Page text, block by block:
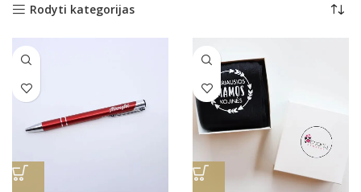
Rodyti kategorijas